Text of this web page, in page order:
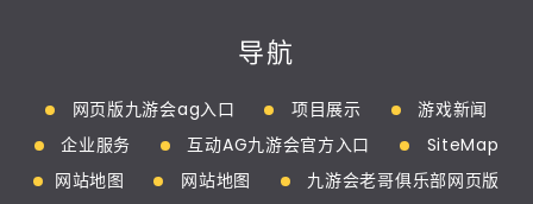
导航
网页版九游会ag入口 项目展示
游戏新闻
企业服务
互动AG九游会官方入口
SiteMap
网站地图
网站地图
九游会老哥俱乐部网页版